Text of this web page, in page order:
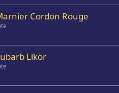
Cordon Rouge
Likör